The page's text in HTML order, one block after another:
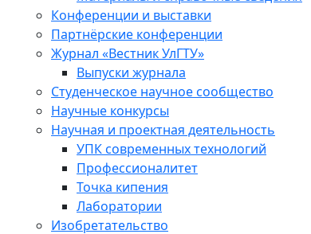
Конференции и выставки
Партнёрские конференции
Журнал «Вестник УлГТУ»
Выпуски журнала
Студенческое научное сообщество
Научные конкурсы
Научная и проектная деятельность
УПК современных технологий
Профессионалитет
Точка кипения
Лаборатории
Изобретательство